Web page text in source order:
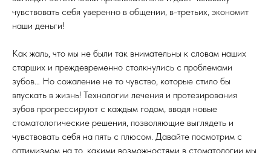
чувствовать себя уверенно в общении, в-третьих, экономит
наши деньги!
Как жаль, что мы не были так внимательны к словам наших
старших и преждевременно столкнулись с проблемами
зубов… Но сожаление не то чувство, которые стило бы
впускать в жизнь! Технологии лечения и протезирования
зубов прогрессируют с каждым годом, вводя новые
стоматологические решения, позволяющие выглядеть и
чувствовать себя на пять с плюсом. Давайте посмотрим с
оптимизмом на то, какими возможностями в стоматологии мы